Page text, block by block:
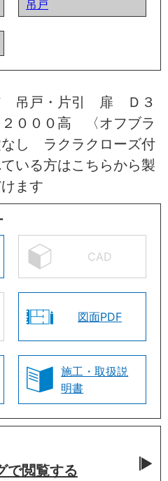
吊戸
吊戸・片引 扉 Ｄ３
０００高 〈オフブラ
し ラクラクローズ付
いる方はこちらから製
ます
CAD
図面PDF
施工・取扱説
明書
で閲覧する